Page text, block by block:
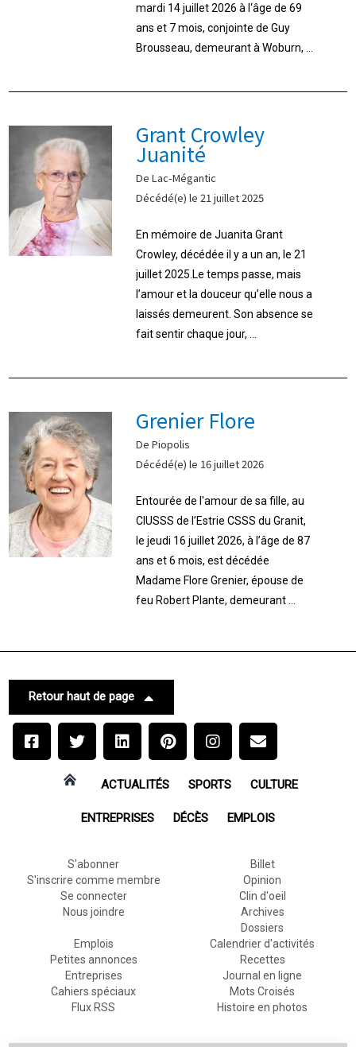
mardi 14 juillet 2026 à l‘âge de 69
ans et 7 mois, conjointe de Guy
Brousseau, demeurant à Woburn, ...
Grant Crowley
Juanité
De Lac-Mégantic
Décédé(e) le 21 juillet 2025
En mémoire de Juanita Grant
Crowley, décédée il y a un an, le 21
juillet 2025.Le temps passe, mais
l’amour et la douceur qu’elle nous a
laissés demeurent. Son absence se
fait sentir chaque jour, ...
Grenier Flore
De Piopolis
Décédé(e) le 16 juillet 2026
Entourée de l'amour de sa fille, au
CIUSSS de l’Estrie CSSS du Granit,
le jeudi 16 juillet 2026, à l’âge de 87
ans et 6 mois, est décédée
Madame Flore Grenier, épouse de
feu Robert Plante, demeurant ...
Retour haut de page
ACTUALITÉS SPORTS CULTURE
ENTREPRISES DÉCÈS EMPLOIS
S'abonner
S'inscrire comme membre
Se connecter
Nous joindre
Billet
Opinion
Clin d'oeil
Archives
Dossiers
Emplois
Petites annonces
Entreprises
Cahiers spéciaux
Flux RSS
Calendrier d'activités
Recettes
Journal en ligne
Mots Croisés
Histoire en photos